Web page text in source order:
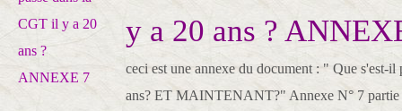
y a 20 ans ?
ceci est une annexe du document : " Que s'est-
ans? ET MAINTENANT?" Annexe N° 7 partie